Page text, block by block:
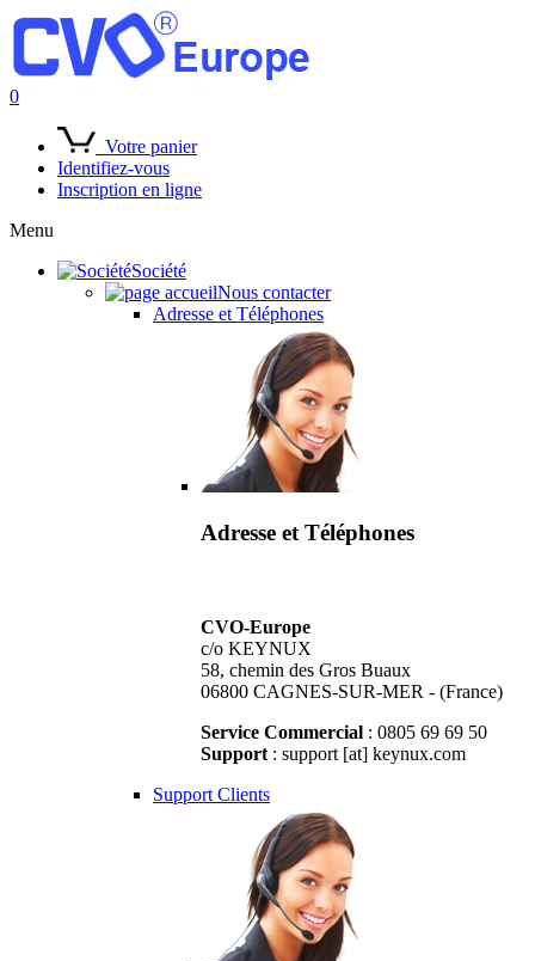
0
Votre panier
Identifiez-vous
Inscription en ligne
Menu
Société
Nous contacter
Adresse et Téléphones
Adresse et Téléphones
CVO-Europe
c/o KEYNUX
58, chemin des Gros Buaux
06800 CAGNES-SUR-MER - (France)
Service Commercial : 0805 69 69 50
Support : support [at] keynux.com
Support Clients